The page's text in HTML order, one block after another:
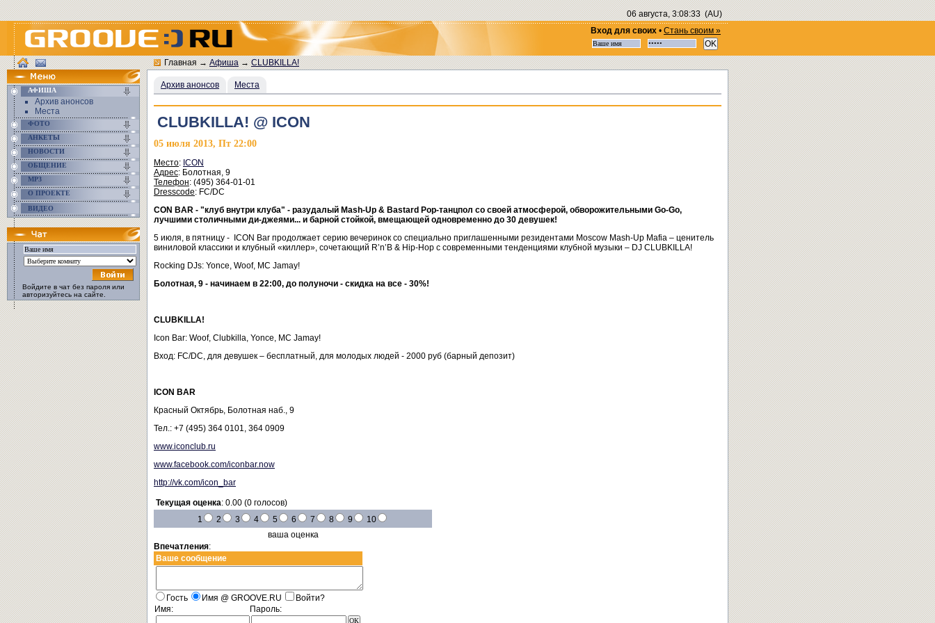
06 августа, 3:08:34(AU)
Вход для своих • Стань своим »
АФИША
Архив анонсов
Места
ФОТО
АНКЕТЫ
НОВОСТИ
ОБЩЕНИЕ
MP3
О ПРОЕКТЕ
ВИДЕО
Войдите в чат без пароля или
авторизуйтесь на сайте.
Главная→Афиша→CLUBKILLA!
Архив анонсов Места
CLUBKILLA! @ ICON
05 июля 2013, Пт 22:00
Место: ICON
Адрес: Болотная, 9
Телефон: (495) 364-01-01
Dresscode: FC/DC
CON BAR - "клуб внутри клуба" - разудалый Mash-Up & Bastard Pop-танцпол со своей атмосферой, обворожительными Go-Go,
лучшими столичными ди-джеями... и барной стойкой, вмещающей одновременно до 30 девушек!
5 июля, в пятницу - ICON Bar продолжает серию вечеринок cо специально приглашенными резидентами Moscow Mash-Up Mafia – ценитель
виниловой классики и клубный «киллер», сочетающий R’n’B & Hip-Hop с современными тенденциями клубной музыки – DJ CLUBKILLA!
Rocking DJs: Yonce, Woof, MC Jamay!
Болотная, 9 - начинаем в 22:00, до полуночи - скидка на все - 30%!
CLUBKILLA!
Icon Bar: Woof, Clubkilla, Yonce, MC Jamay!
Вход: FC/DC, для девушек – бесплатный, для молодых людей - 2000 руб (барный депозит)
ICON BAR
Красный Октябрь, Болотная наб., 9
Тел.: +7 (495) 364 0101, 364 0909
www.iconclub.ru
www.facebook.com/iconbar.now
http://vk.com/icon_bar
Текущая оценка: 0.00 (0 голосов)
1
2 3 4 5 6 7 8 9
10
ваша оценка
Впечатления:
Ваше сообщение
Гость Имя @ GROOVE.RU
Войти?
Имя:
Пароль: